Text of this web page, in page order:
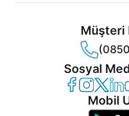
Müşteri
Sosyal
Casper
CasperCasper
Mobil